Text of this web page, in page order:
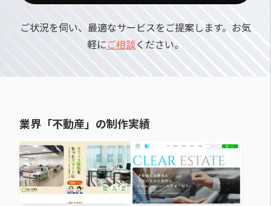
ご状況を伺い、最適なサービスをご提案します。お気
軽にご相談ください。
業界「不動産」の制作実績